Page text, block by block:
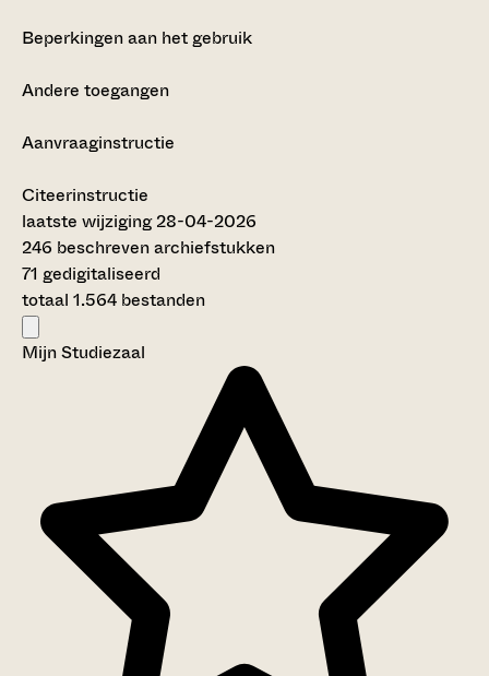
Beperkingen aan het gebruik
Andere toegangen
Aanvraaginstructie
Citeerinstructie
laatste wijziging 28-04-2026
246 beschreven archiefstukken
71 gedigitaliseerd
totaal 1.564 bestanden
Mijn Studiezaal